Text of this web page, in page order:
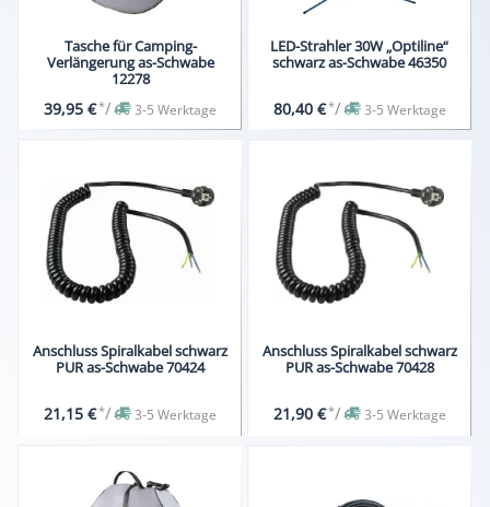
Tasche für Camping-
Verlängerung as-Schwabe
12278
39,95 €*/ 3-5 Werktage
LED-Strahler 30W „Optiline“
schwarz as-Schwabe 46350
80,40 €*/ 3-5 Werktage
Anschluss Spiralkabel schwarz
PUR as-Schwabe 70424
21,15 €*/ 3-5 Werktage
Anschluss Spiralkabel schwarz
PUR as-Schwabe 70428
21,90 €*/ 3-5 Werktage